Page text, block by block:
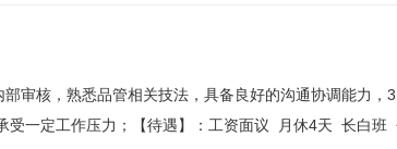
审核，熟悉品管相关技法，具备良好的沟通协调能力，
受一定工作压力；【待遇】：工资面议 月休4天 长白班